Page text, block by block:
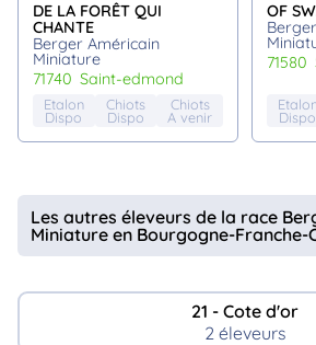
DE LA FORÊT QUI
CHANTE
Berger Américain
Miniature
71740
saint-edmond
Etalon
Dispo
Chiots
Dispo
Chiots
A venir
OF
71580
Dispo
Les autres éleveurs de la race
Miniature en Bourgogne-Franche-
21 - Cote d'or
2 éleveurs